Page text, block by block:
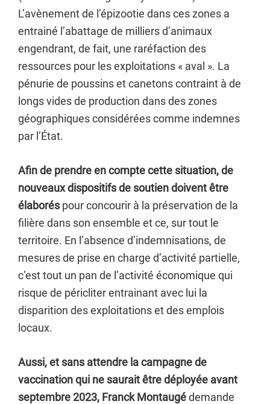
L’avènement de l’épizootie dans ces zones a
entrainé l’abattage de milliers d’animaux
engendrant, de fait, une raréfaction des
ressources pour les exploitations « aval ». La
pénurie de poussins et canetons contraint à de
longs vides de production dans des zones
géographiques considérées comme indemnes
par l’État.
Afin de prendre en compte cette situation, de
nouveaux dispositifs de soutien doivent être
élaborés pour concourir à la préservation de la
filière dans son ensemble et ce, sur tout le
territoire. En l’absence d’indemnisations, de
mesures de prise en charge d’activité partielle,
c’est tout un pan de l’activité économique qui
risque de péricliter entrainant avec lui la
disparition des exploitations et des emplois
locaux.
Aussi, et sans attendre la campagne de
vaccination qui ne saurait être déployée avant
septembre 2023, Franck Montaugédemande